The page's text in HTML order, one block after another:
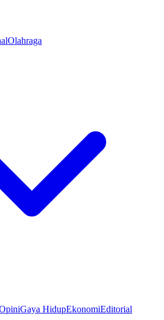
Olahraga
Gaya HidupEkonomiEditorial